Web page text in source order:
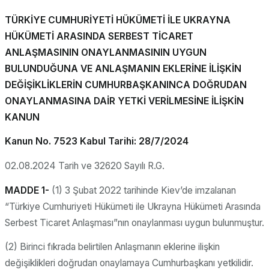
TÜRKİYE CUMHURİYETİ HÜKÜMETİ İLE UKRAYNA
HÜKÜMETİ ARASINDA SERBEST TİCARET
ANLAŞMASININ ONAYLANMASININ UYGUN
BULUNDUĞUNA VE ANLAŞMANIN EKLERİNE İLİŞKİN
DEĞİŞİKLİKLERİN CUMHURBAŞKANINCA DOĞRUDAN
ONAYLANMASINA DAİR YETKİ VERİLMESİNE İLİŞKİN
KANUN
Kanun No. 7523 Kabul Tarihi: 28/7/2024
02.08.2024 Tarih ve 32620 Sayılı R.G.
MADDE 1- (1) 3 Şubat 2022 tarihinde Kiev’de imzalanan
“Türkiye Cumhuriyeti Hükümeti ile Ukrayna Hükümeti Arasında
Serbest Ticaret Anlaşması”nın onaylanması uygun bulunmuştur.
(2) Birinci fıkrada belirtilen Anlaşmanın eklerine ilişkin
değişiklikleri doğrudan onaylamaya Cumhurbaşkanı yetkilidir.